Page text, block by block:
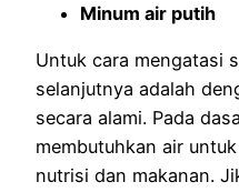
Minum air putih
Untuk cara mengatasi
selanjutnya adalah
secara alami. Pada
membutuhkan air
nutrisi dan makanan.